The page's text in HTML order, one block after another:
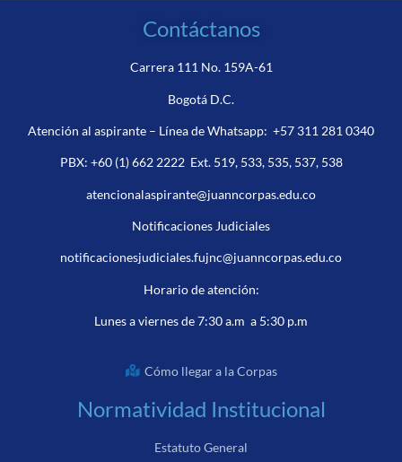
Contáctanos
Carrera 111 No. 159A-61
Bogotá D.C.
Atención al aspirante – Línea de Whatsapp: +57 311 281 0340
PBX: +60 (1) 662 2222Ext. 519, 533, 535, 537, 538
atencionalaspirante@juanncorpas.edu.co
Notificaciones Judiciales
notificacionesjudiciales.fujnc@juanncorpas.edu.co
Horario de atención:
Lunes a viernes de 7:30 a.m a 5:30 p.m
Cómo llegar a la Corpas
Normatividad Institucional
Estatuto General